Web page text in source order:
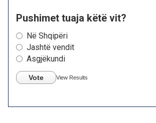
Pushimet tuaja këtë vit?
Në Shqipëri
Jashtë vendit
Asgjëkundi
Vote View Results